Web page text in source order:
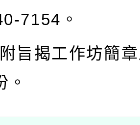
7154 。
旨揭工作坊簡
。